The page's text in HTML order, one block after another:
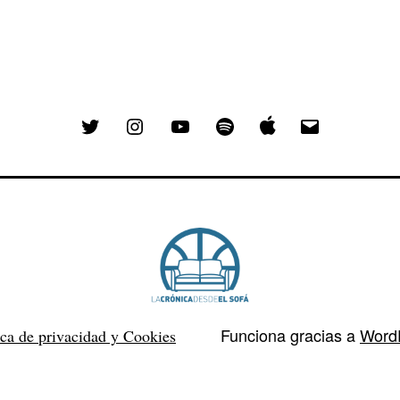
Twitter Instagram YouTube Spotify
de privacidad y Cookies Funciona gracias a